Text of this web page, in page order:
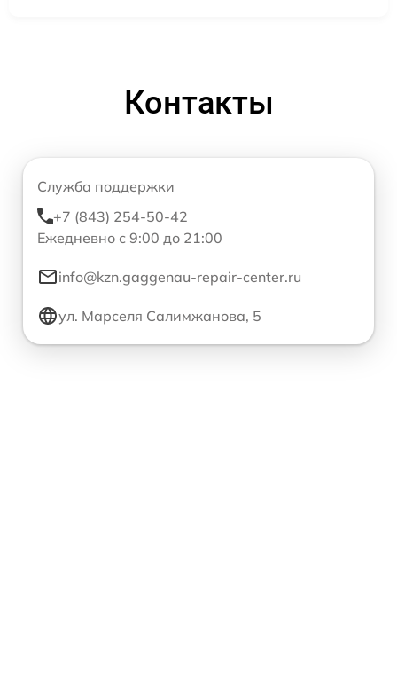
Контакты
Служба поддержки
+7 (843) 254-50-42
Ежедневно с 9:00 до 21:00
info@kzn.gaggenau-repair-center.ru
ул. Марселя Салимжанова, 5